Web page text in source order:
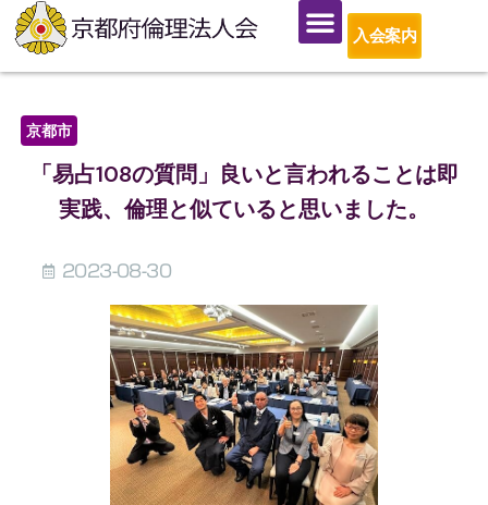
入会案内
京都市
「易占108の質問」良いと言われることは即
実践、倫理と似ていると思いました。
2023-08-30